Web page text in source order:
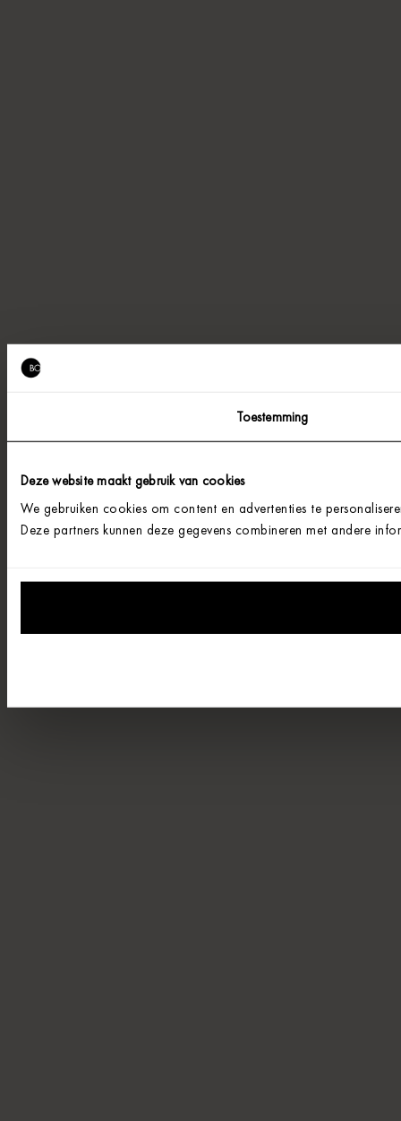
Toestemming
Deze website maakt gebruik van cookies
We gebruiken cookies om content en advertenties te
Deze partners kunnen deze gegevens combineren met andere